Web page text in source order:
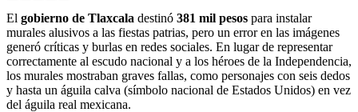
El gobierno de Tlaxcala destinó 381 mil pesos para instalar
murales alusivos a las fiestas patrias, pero un error en las imágenes
generó críticas y burlas en redes sociales. En lugar de representar
correctamente al escudo nacional y a los héroes de la Independencia,
los murales mostraban graves fallas, como personajes con seis dedos
y hasta un águila calva (símbolo nacional de Estados Unidos) en vez
del águila real mexicana.